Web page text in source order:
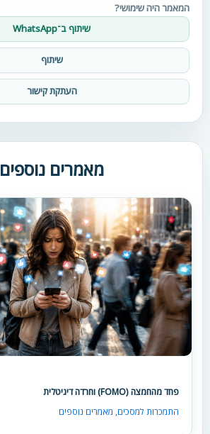
המאמר היה שימושי?
שיתוף ב־WhatsApp
שיתוף
העתקת קישור
מאמרים נוספים
פחד מהחמצה (FOMO) וחרדה דיגיטלית
התמכרות למסכים, מאמרים נוספים